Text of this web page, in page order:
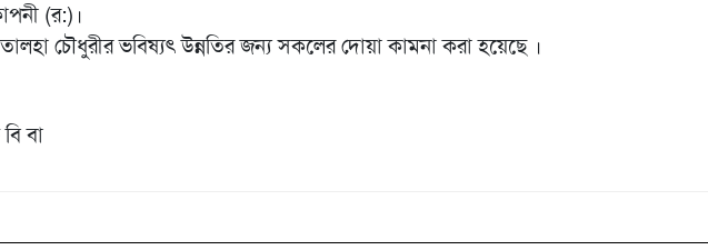
(র:)।
চৌধুরীর ভবিষ‍্যৎ উন্নতির জন‍্য সকলের দোয়া কামনা করা হয়েছে ।
বা